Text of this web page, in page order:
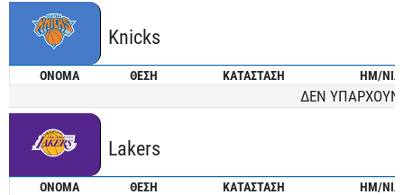
Knicks
ONOMA ΘΕΣΗ ΚΑΤΑΣΤΑΣΗ ΗΜ/ΝΙΑ
ΔΕΝ ΥΠΑΡΧΟΥΝ
Lakers
ONOMA ΘΕΣΗ ΚΑΤΑΣΤΑΣΗ ΗΜ/ΝΙΑ